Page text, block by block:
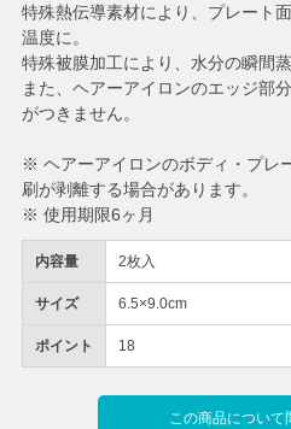
内容量 2枚入
サイズ 6.5×9.0cm
ポイント 18
この商品について
特殊熱伝導素材により、プレート
温度に。
特殊被膜加工により、水分の瞬間蒸
また、ヘアーアイロンのエッジ部
がつきません。
※ ヘアーアイロンのボディ・プレ
刷が剥離する場合があります。
※ 使用期限6ヶ月